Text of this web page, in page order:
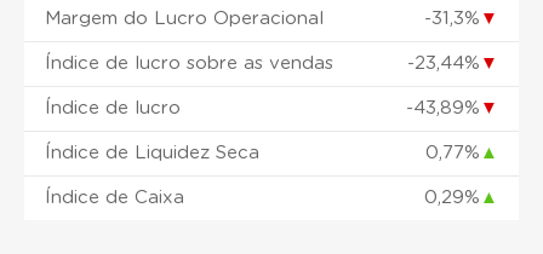
Margem do Lucro Operacional -31,3% ▼
Índice de lucro sobre as vendas -23,44% ▼
Índice de lucro -43,89% ▼
Índice de Liquidez Seca 0,77% ▲
Índice de Caixa 0,29% ▲